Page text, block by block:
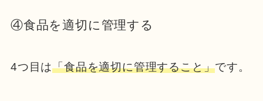
④食品を適切に管理する
4つ目は「食品を適切に管理すること」です。